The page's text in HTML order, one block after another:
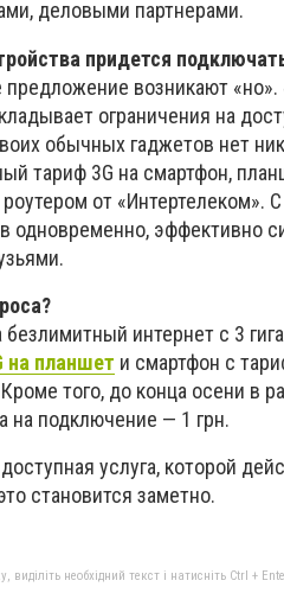
деловыми партнерами.
придется
возникают «но».
ограничения на
обычных гаджетов нет
тариф 3G на смартфон,
от «Интертелеком».
одновременно, эффективно
безлимитный интернет с 3
на планшет и смартфон с
того, до конца осени в
на подключение — 1 грн.
услуга, которой
становится заметно.
необхідний текст і натисніть Ctrl +